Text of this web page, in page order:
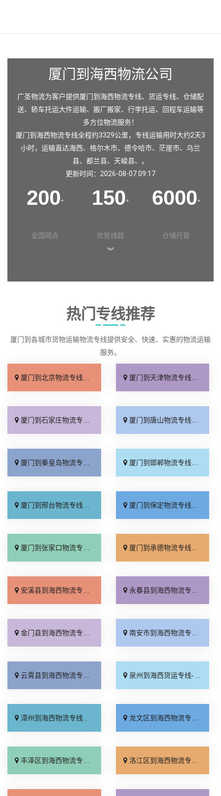
厦门到海西物流公司
广圣物流为客户提供厦门到海西物流专线、货运专线、仓储配
送、轿车托运大件运输、搬厂搬家、行李托运、回程车运输等
多方位物流服务！
厦门到海西物流专线全程约3329公里，专线运输用时大约2天3
小时，运输直达海西、 格尔木市、 德令哈市、 茫崖市、 乌兰
县、 都兰县、 天峻县、。
更新时间：2026-08-07 09:17
200+
全国网点
150+
优势线路
6000+
仓储托管
︾
热门专线推荐
厦门到各城市货物运输物流专线提供安全、快速、实惠的物流运输
服务。
厦门到北京物流专线_直达不中转「送货到门」 厦门到天津物流专线_运保时效「高效快运」
厦门到石家庄物流专线_准时准点「多少公里」 厦门到唐山物流专线_全境派送「收费介绍」
厦门到秦皇岛物流专线_高效运输「运保时效」 厦门到邯郸物流专线_物流拼车「全境配送」
厦门到邢台物流专线_专业靠谱「上门提货」 厦门到保定物流专线_全程直达「高效运输」
厦门到张家口物流专线_全境派送「多久能到」 厦门到承德物流专线_专业调车「合理收费」
安溪县到海西物流专线_直通专线「送货上门」 永春县到海西物流专线_托运放心「需要几天」
金门县到海西物流专线_全境配送「不随意加价」 南安市到海西物流专线_多少一方「收费介绍」
云霄县到海西物流专线_快运直达「上门取件」 泉州到海西货运专线-泉州到海西物流公司_运费多少「多少一吨」
漳州到海西物流专线_上门取件「准时到货」 龙文区到海西物流专线_托运放心「上门提货」
丰泽区到海西物流专线_高效快运「送货到门」 洛江区到海西物流专线_快运有保障「每日发车」